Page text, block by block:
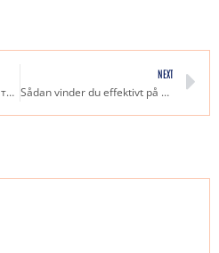
Как грамотно использовать бонусы в казино советы для успешной охоты на призы
NEXT
Sådan vinder du effektivt på casino En trin-for-trin guide